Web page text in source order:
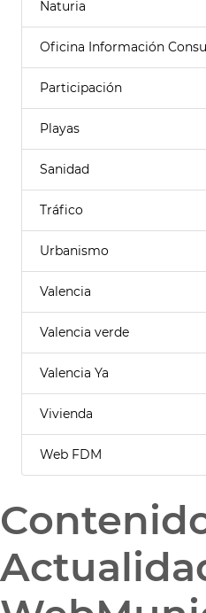
Naturia
Oficina Información
Participación
Playas
Sanidad
Tráfico
Urbanismo
Valencia
Valencia verde
Valencia Ya
Vivienda
Web FDM